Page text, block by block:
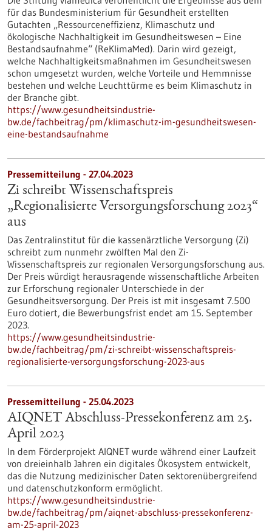
für das Bundesministerium für Gesundheit erstellten
Gutachten „Ressourceneffizienz, Klimaschutz und
ökologische Nachhaltigkeit im Gesundheitswesen – Eine
Bestandsaufnahme“ (ReKlimaMed). Darin wird gezeigt,
welche Nachhaltigkeitsmaßnahmen im Gesundheitswesen
schon umgesetzt wurden, welche Vorteile und Hemmnisse
bestehen und welche Leuchttürme es beim Klimaschutz in
der Branche gibt.
https://www.gesundheitsindustrie-
bw.de/fachbeitrag/pm/klimaschutz-im-gesundheitswesen-
eine-bestandsaufnahme
Pressemitteilung - 27.04.2023
Zi schreibt Wissenschaftspreis
„Regionalisierte Versorgungsforschung 2023“
aus
Das Zentralinstitut für die kassenärztliche Versorgung (Zi)
schreibt zum nunmehr zwölften Mal den Zi-
Wissenschaftspreis zur regionalen Versorgungsforschung aus.
Der Preis würdigt herausragende wissenschaftliche Arbeiten
zur Erforschung regionaler Unterschiede in der
Gesundheitsversorgung. Der Preis ist mit insgesamt 7.500
Euro dotiert, die Bewerbungsfrist endet am 15. September
2023.
https://www.gesundheitsindustrie-
bw.de/fachbeitrag/pm/zi-schreibt-wissenschaftspreis-
regionalisierte-versorgungsforschung-2023-aus
Pressemitteilung - 25.04.2023
AIQNET Abschluss-Pressekonferenz am 25.
April 2023
In dem Förderprojekt AIQNET wurde während einer Laufzeit
von dreieinhalb Jahren ein digitales Ökosystem entwickelt,
das die Nutzung medizinischer Daten sektorenübergreifend
und datenschutzkonform ermöglicht.
https://www.gesundheitsindustrie-
bw.de/fachbeitrag/pm/aiqnet-abschluss-pressekonferenz-
am-25-april-2023